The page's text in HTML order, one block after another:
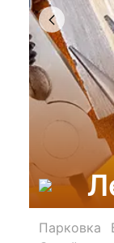
Парковка